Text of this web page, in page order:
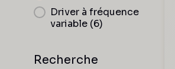
Driver à fréquence
variable (6)
Recherche